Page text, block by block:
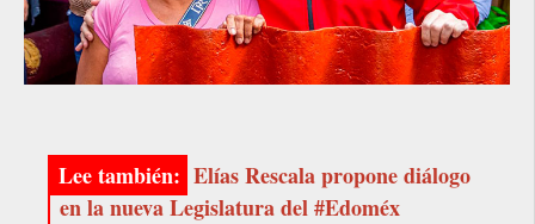
Elías Rescala propone diálogo
en la nueva Legislatura del #Edoméx